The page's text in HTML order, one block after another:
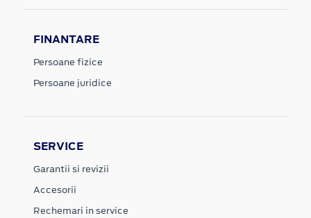
FINANTARE
Persoane fizice
Persoane juridice
SERVICE
Garantii si revizii
Accesorii
Rechemari in service